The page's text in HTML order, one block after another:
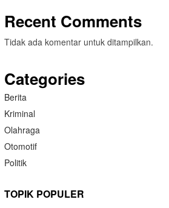
Recent Comments
Tidak ada komentar untuk ditampilkan.
Categories
Berita
Kriminal
Olahraga
Otomotif
Politik
TOPIK POPULER